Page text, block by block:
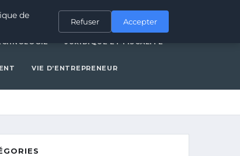
ET FINANCESINNOVATION ET TECHNOLOGIE
JURIDIQUE ET FISCALITÉ
VIE D’ENTREPRENEUR
de
Refuser Accepter